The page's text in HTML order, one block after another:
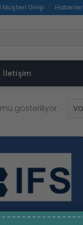
Müşteri Girişi Haberler
İletişim
gösteriliyor